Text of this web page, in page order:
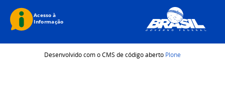
Desenvolvido com o CMS de código aberto Plone